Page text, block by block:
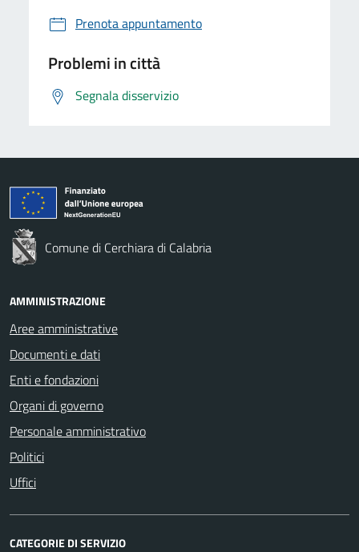
Prenota appuntamento
Problemi in città
Segnala disservizio
Comune di Cerchiara di Calabria
AMMINISTRAZIONE
Aree amministrative
Documenti e dati
Enti e fondazioni
Organi di governo
Personale amministrativo
Politici
Uffici
CATEGORIE DI SERVIZIO